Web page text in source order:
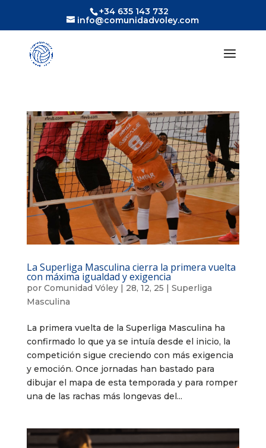
+34 635 143 732
info@comunidadvoley.com
La Superliga Masculina cierra la primera vuelta
con máxima igualdad y exigencia
por Comunidad Vóley| 28, 12, 25 | Superliga
Masculina
La primera vuelta de la Superliga Masculina ha
confirmado lo que ya se intuía desde el inicio, la
competición sigue creciendo con más exigencia
y emoción. Once jornadas han bastado para
dibujar el mapa de esta temporada y para romper
una de las rachas más longevas del...